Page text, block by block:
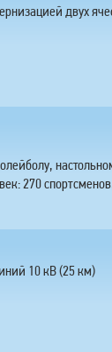
двух
270
10 кВ (25 км)